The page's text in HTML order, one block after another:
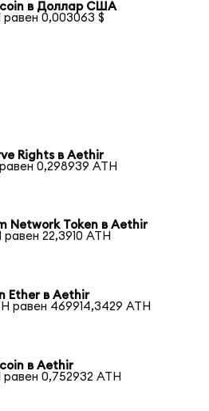
в Доллар США
равен 0,003063 $
Rights в Aethir
равен 0,298939 ATH
Network Token в Aethir
равен 22,3910 ATH
Ether в Aethir
равен 469914,3429 ATH
в Aethir
равен 0,752932 ATH